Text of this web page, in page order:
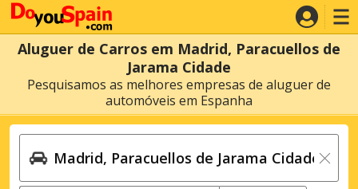
Aluguer de Carros em Madrid, Paracuellos de
Jarama Cidade
Pesquisamos as melhores empresas de aluguer de
automóveis em Espanha